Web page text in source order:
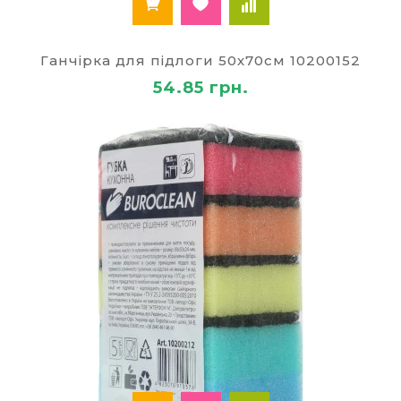
купити відро для миття підлоги з віджимом під
телескопічну швабру або користуватися старим,
підставу дерев'яної конструкції.
Інвентар для прибирання офісів і домашнього
найменувань. В адміністративних і громадських
будівлях для складування господарського
приладдя пристосовані окремі ніші й шафки,
куди поміститься весь набір використовуваних
засобів: відро оцинковане, швабра з віджимом,
швабра для миття вікон, ганчірки, губки,
Молодший технічний персонал миє сантехнічні
приміщення, на виробництві потрібно
виконувати прибирання виробничих
приміщень. Чоловікам-двірникам доводиться
виконувати прибиральні роботи й на вулиці,
тому їм знадобиться мітла, великий совок, відро
для сміття, лопата для снігу, а також шланги для
Ганчірка для підлоги 50х70см 10200152
54.85 грн.